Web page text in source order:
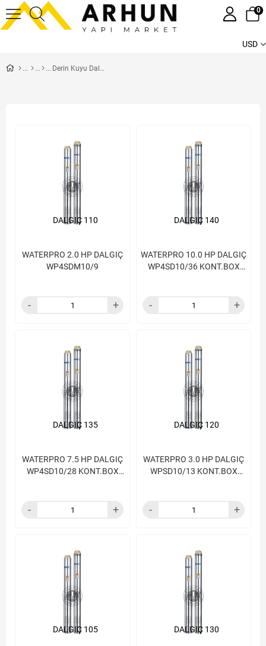
USD
0
Derin Kuyu Dalgıçları
WATERPRO 2.0 HP DALGIÇ
WP4SDM10/9
DALGIÇ 110
WATERPRO 10.0 HP DALGIÇ
WP4SD10/36 KONT.BOX
DALGIÇ 140
WATERPRO 7.5 HP DALGIÇ
WP4SD10/28 KONT.BOX
DALGIÇ 135
WATERPRO 3.0 HP DALGIÇ
WPSD10/13 KONT.BOX
DALGIÇ 120
DALGIÇ 105 DALGIÇ 130